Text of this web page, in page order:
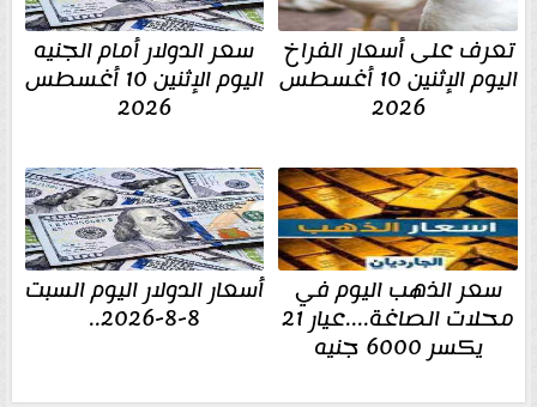
تعرف على أسعار الفراخ
اليوم الإثنين 10 أغسطس
2026
سعر الدولار أمام الجنيه
اليوم الإثنين 10 أغسطس
2026
سعر الذهب اليوم في
محلات الصاغة....عيار 21
يكسر 6000 جنيه
أسعار الدولار اليوم السبت
8-8-2026..